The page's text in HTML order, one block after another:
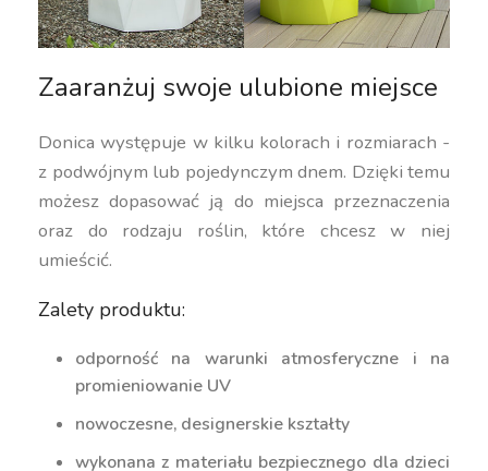
Zaaranżuj swoje ulubione miejsce
Donica występuje w kilku kolorach i rozmiarach -
z podwójnym lub pojedynczym dnem. Dzięki temu
możesz dopasować ją do miejsca przeznaczenia
oraz do rodzaju roślin, które chcesz w niej
umieścić.
Zalety produktu:
odporność na warunki atmosferyczne i na
promieniowanie UV
nowoczesne, designerskie kształty
wykonana z materiału bezpiecznego dla dzieci